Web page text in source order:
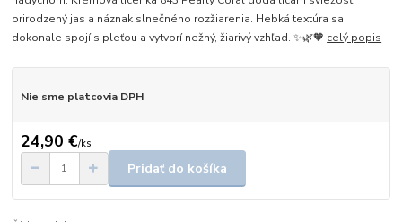
prirodzený jas a náznak slnečného rozžiarenia. Hebká textúra sa
dokonale spojí s pleťou a vytvorí nežný, žiarivý vzhľad. ✨🌿🧡 celý popis
Nie sme platcovia DPH
24,90 €/ks
Pridať do košíka